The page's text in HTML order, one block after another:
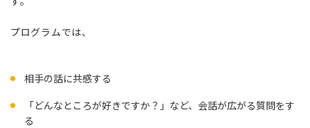
プログラムでは、
相手の話に共感する
「どんなところが好きですか？」など、会話が広がる質問をす
る